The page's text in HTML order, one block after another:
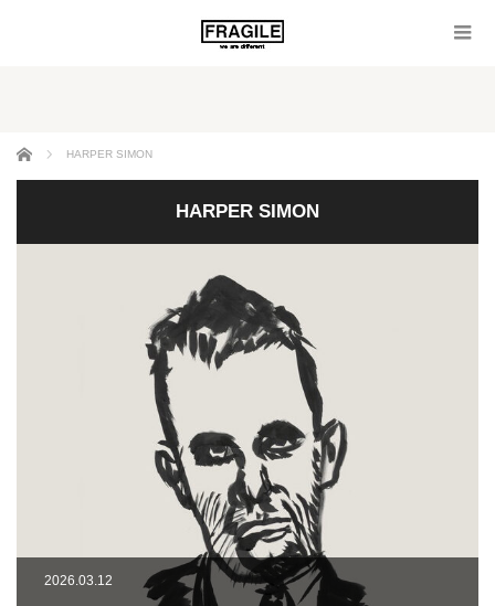
ホーム HARPER SIMON
HARPER SIMON
2026.03.12